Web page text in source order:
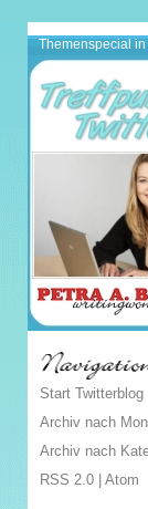
Themenspecial in
Start Twitterblog
Archiv nach
Archiv nach
RSS 2.0 | Atom